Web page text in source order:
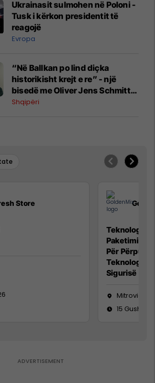
Ukrainasit sulmohen në Poloni -
Tusk i kërkon presidentit të
reagojë
Evropa
“Në Ballkan po lind diçka
historikisht krejt e re” - një
bisedë me Oliver Jens Schmitt
mbi protestat në Shqipëri dhe të
Shqipëri
Store
Teknolog/e
Paketimin e
Për
Teknolog/e
Sigurisë së
Mitrovicë
15 Gusht